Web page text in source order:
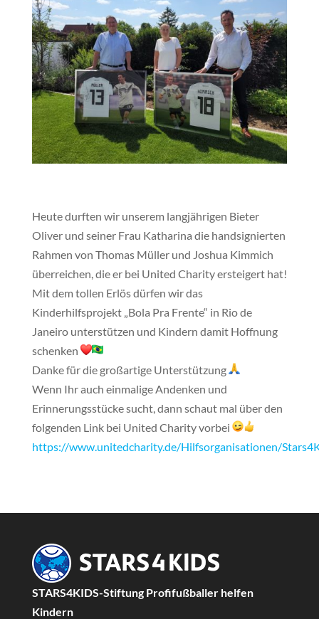
Heute durften wir unserem langjährigen Bieter
Oliver und seiner Frau Katharina die handsignierten
Rahmen von Thomas Müllerund Joshua Kimmich
überreichen, die er bei United Charityersteigert hat!
Mit dem tollen Erlös dürfen wir das
Kinderhilfsprojekt„Bola Pra Frente“ in Rio de
Janeiro unterstützen und Kindern damit Hoffnung
schenken
Danke für die großartige Unterstützung
Wenn Ihr auch einmalige Andenken und
Erinnerungsstücke sucht, dann schaut mal über den
folgenden Link bei United Charity vorbei
https://www.unitedcharity.de/Hilfsorganisationen/
STARS4KIDS-Stiftung Profifußballer helfen
Kindern